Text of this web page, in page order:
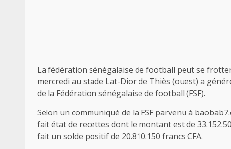
La fédération sénégalaise de football peut se
mercredi au stade Lat-Dior de Thiès (ouest) a
de la Fédération sénégalaise de football (FSF).
Selon un communiqué de la FSF parvenu à
fait état de recettes dont le montant est de
fait un solde positif de 20.810.150 francs CFA.